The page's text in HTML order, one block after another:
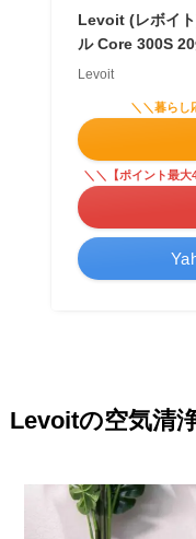
Levoit (レボイ
ル Core 300S
Levoit
＼＼暮らし
＼＼【ポイント最
Levoitの空気清